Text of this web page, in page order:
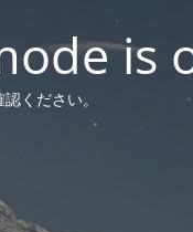
is
ください。